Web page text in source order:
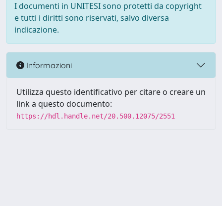
I documenti in UNITESI sono protetti da copyright
e tutti i diritti sono riservati, salvo diversa
indicazione.
Informazioni
Utilizza questo identificativo per citare o creare un
link a questo documento:
https://hdl.handle.net/20.500.12075/2551